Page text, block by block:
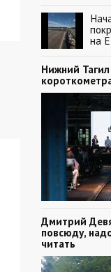
на
Нижний
Дмитрий
повсюду,
читать